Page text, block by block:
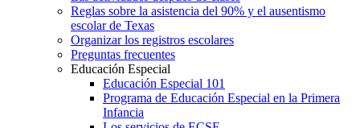
Reglas sobre la asistencia del 90% y el ausentismo
escolar de Texas
Organizar los registros escolares
Preguntas frecuentes
Educación Especial
Educación Especial 101
Programa de Educación Especial en la Primera
Infancia